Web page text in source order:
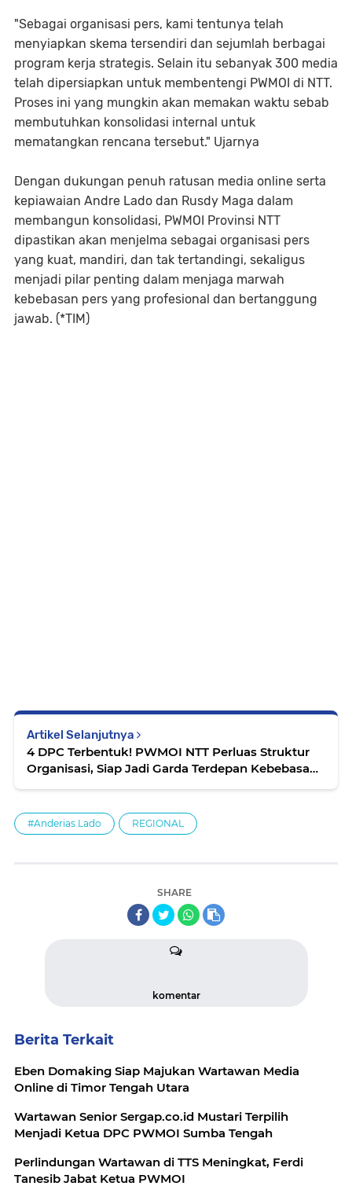
"Sebagai organisasi pers, kami tentunya telah
menyiapkan skema tersendiri dan sejumlah berbagai
program kerja strategis. Selain itu sebanyak 300 media
telah dipersiapkan untuk membentengi PWMOI di NTT.
Proses ini yang mungkin akan memakan waktu sebab
membutuhkan konsolidasi internal untuk
mematangkan rencana tersebut." Ujarnya
Dengan dukungan penuh ratusan media online serta
kepiawaian Andre Lado dan Rusdy Maga dalam
membangun konsolidasi, PWMOI Provinsi NTT
dipastikan akan menjelma sebagai organisasi pers
yang kuat, mandiri, dan tak tertandingi, sekaligus
menjadi pilar penting dalam menjaga marwah
kebebasan pers yang profesional dan bertanggung
jawab. (*TIM)
Artikel Selanjutnya
4 DPC Terbentuk! PWMOI NTT Perluas Struktur
Organisasi, Siap Jadi Garda Terdepan Kebebasan
#Anderias Lado REGIONAL
SHARE
komentar
Berita Terkait
Eben Domaking Siap Majukan Wartawan Media
Online di Timor Tengah Utara
Wartawan Senior Sergap.co.id Mustari Terpilih
Menjadi Ketua DPC PWMOI Sumba Tengah
Perlindungan Wartawan di TTS Meningkat, Ferdi
Tanesib Jabat Ketua PWMOI